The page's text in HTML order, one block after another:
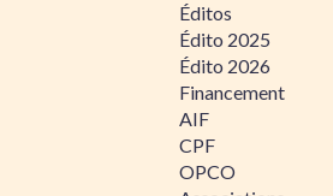
Éditos
Édito 2025
Édito 2026
Financement
AIF
CPF
OPCO